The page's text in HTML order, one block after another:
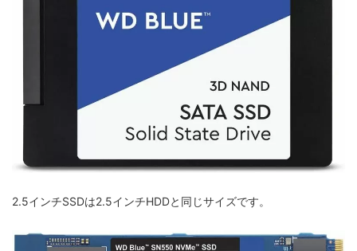
2.5インチSSDは2.5インチHDDと同じサイズです。